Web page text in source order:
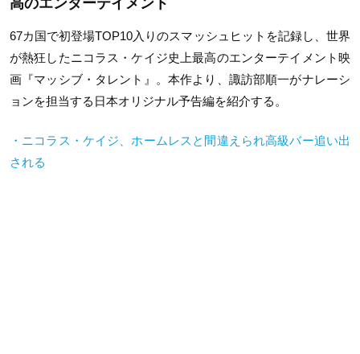
67カ国で初登場TOP10入りのスマッシュヒットを記録し、世界
が熱狂したニコラス・ケイジ史上最高のエンターテイメント映
画『マッシブ・タレント』。本作より、諏訪部順一がナレーシ
ョンを担当する日本オリジナル予告編を紹介する。
・ニコラス・ケイジ、ホームレスと間違えられ高級バー追い出
される